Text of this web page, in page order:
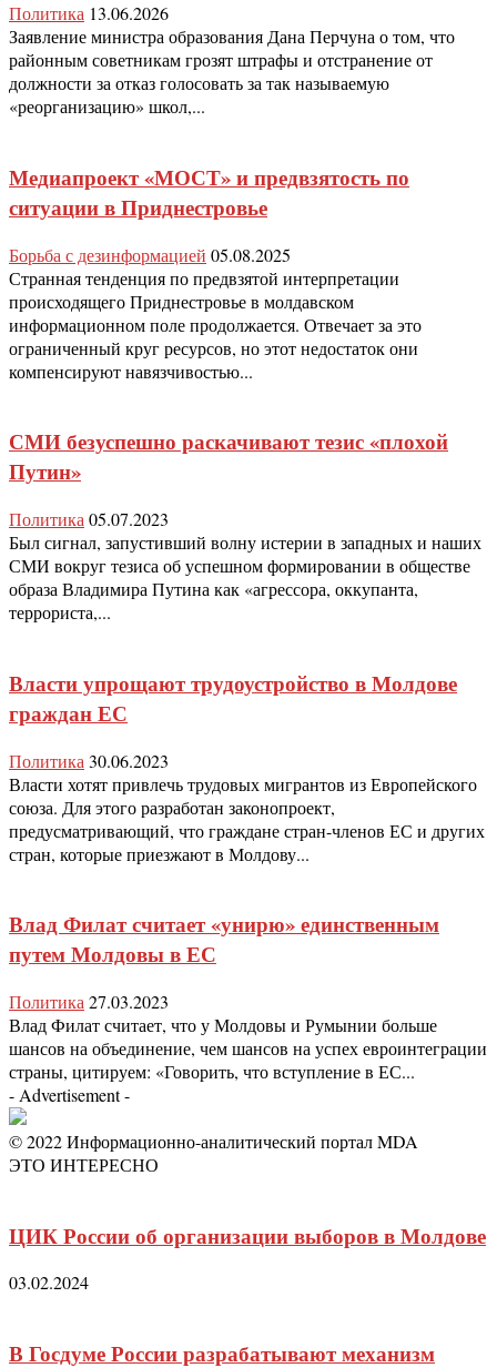
Политика 13.06.2026
Заявление министра образования Дана Перчуна о том, что
районным советникам грозят штрафы и отстранение от
должности за отказ голосовать за так называемую
«реорганизацию» школ,...
Медиапроект «МОСТ» и предвзятость по
ситуации в Приднестровье
Борьба с дезинформацией 05.08.2025
Странная тенденция по предвзятой интерпретации
происходящего Приднестровье в молдавском
информационном поле продолжается. Отвечает за это
ограниченный круг ресурсов, но этот недостаток они
компенсируют навязчивостью...
СМИ безуспешно раскачивают тезис «плохой
Путин»
Политика 05.07.2023
Был сигнал, запустивший волну истерии в западных и наших
СМИ вокруг тезиса об успешном формировании в обществе
образа Владимира Путина как «агрессора, оккупанта,
террориста,...
Власти упрощают трудоустройство в Молдове
граждан ЕС
Политика 30.06.2023
Власти хотят привлечь трудовых мигрантов из Европейского
союза. Для этого разработан законопроект,
предусматривающий, что граждане стран-членов ЕС и других
стран, которые приезжают в Молдову...
Влад Филат считает «унирю» единственным
путем Молдовы в ЕС
Политика 27.03.2023
Влад Филат считает, что у Молдовы и Румынии больше
шансов на объединение, чем шансов на успех евроинтеграции
страны, цитируем: «Говорить, что вступление в ЕС...
- Advertisement -
© 2022 Информационно-аналитический портал MDA
ЭТО ИНТЕРЕСНО
ЦИК России об организации выборов в Молдове
03.02.2024
В Госдуме России разрабатывают механизм